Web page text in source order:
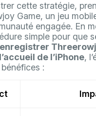
cette stratégie,
Game, un jeu
engagée. En
simple pour que
enregistrer
de l’iPhone,
: